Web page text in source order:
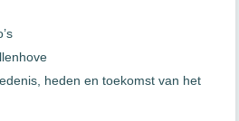
heden en toekomst van het